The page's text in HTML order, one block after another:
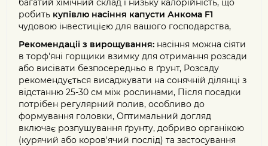
багатий хімічний склад і низьку калорійність, що
робить купівлю насіння капусти Анкома F1
чудовою інвестицією для вашого господарства,
Рекомендації з вирощування: насіння можна сіяти
в торф'яні горщики взимку для отримання розсади
або висівати безпосередньо в ґрунт, Розсаду
рекомендується висаджувати на сонячній ділянці з
відстанню 25-30 см між рослинами, Після посадки
потрібен регулярний полив, особливо до
формування головки, Оптимальний догляд
включає розпушування ґрунту, добриво органікою
(курячий або коров'ячий послід) та застосування